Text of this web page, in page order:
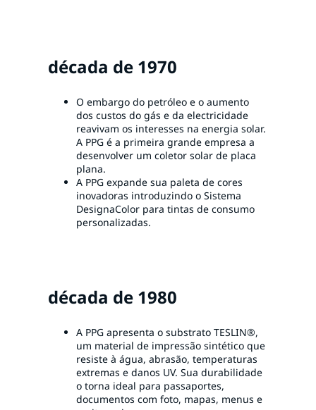
década de 1970
O embargo do petróleo e o aumento
dos custos do gás e da electricidade
reavivam os interesses na energia solar.
A PPG é a primeira grande empresa a
desenvolver um coletor solar de placa
plana.
A PPG expande sua paleta de cores
inovadoras introduzindo o Sistema
DesignaColor para tintas de consumo
personalizadas.
década de 1980
A PPG apresenta o substrato TESLIN®,
um material de impressão sintético que
resiste à água, abrasão, temperaturas
extremas e danos UV. Sua durabilidade
o torna ideal para passaportes,
documentos com foto, mapas, menus e